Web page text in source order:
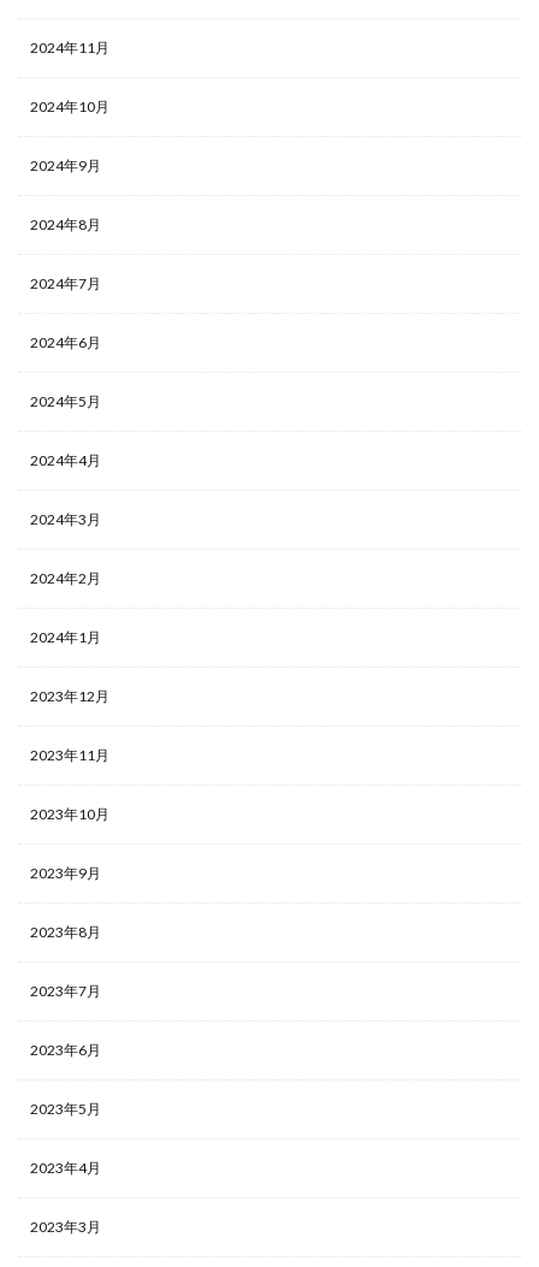
2024年11月
2024年10月
2024年9月
2024年8月
2024年7月
2024年6月
2024年5月
2024年4月
2024年3月
2024年2月
2024年1月
2023年12月
2023年11月
2023年10月
2023年9月
2023年8月
2023年7月
2023年6月
2023年5月
2023年4月
2023年3月